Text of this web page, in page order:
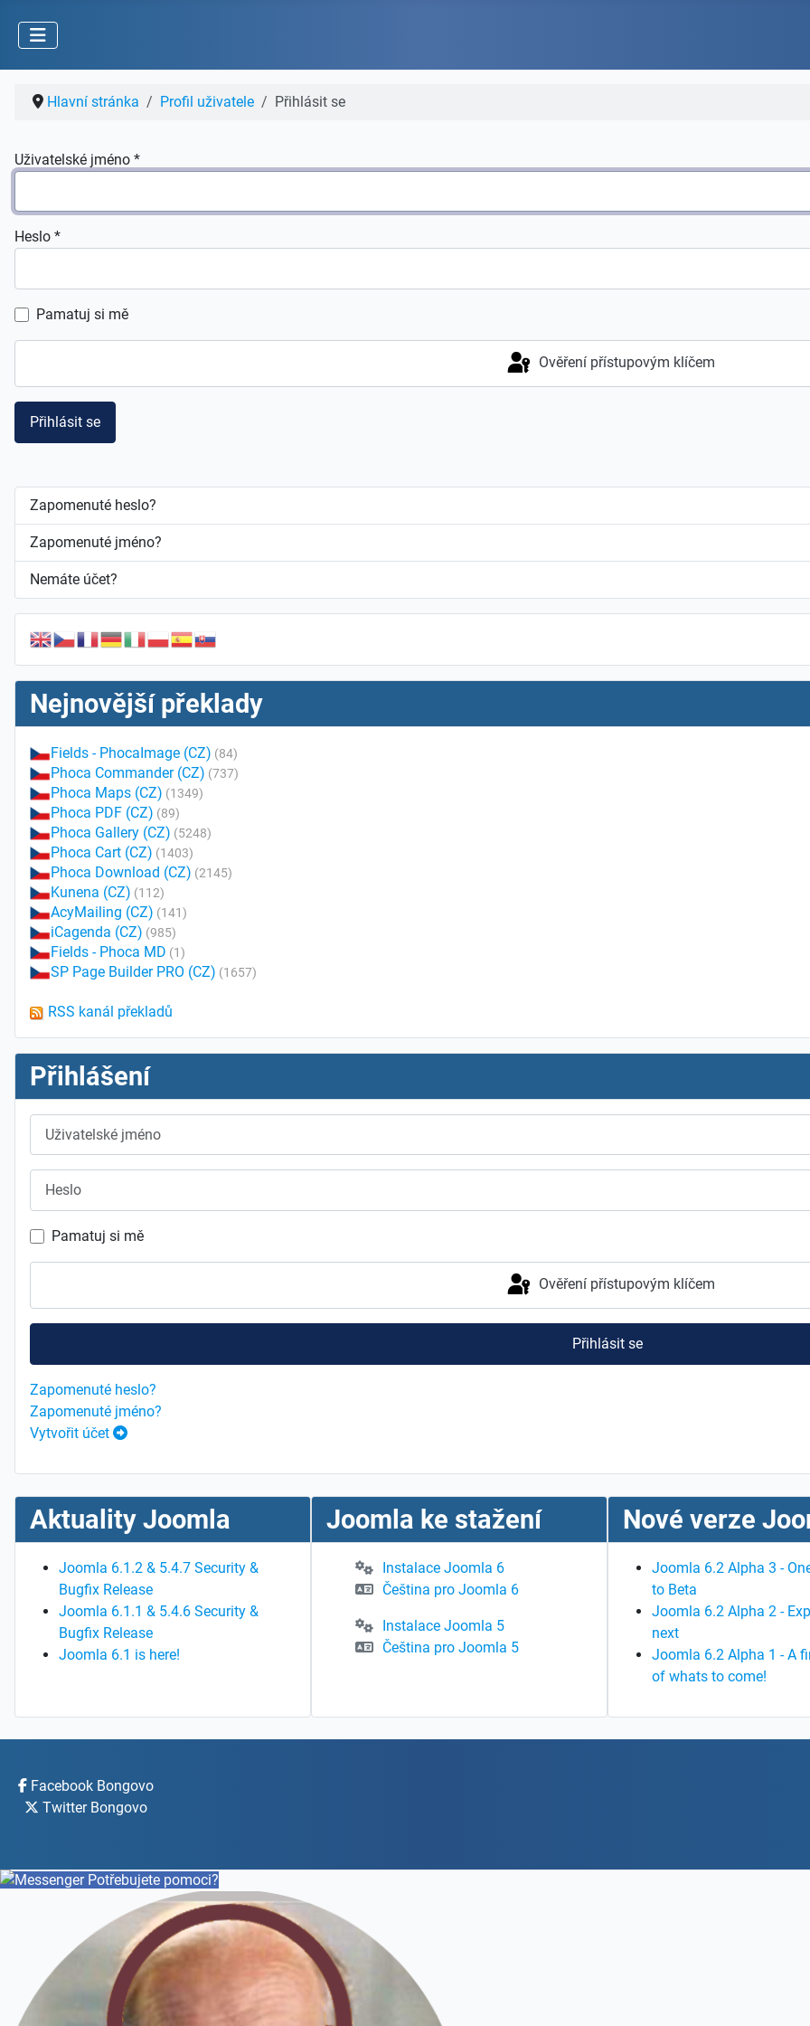
Hlavní stránka Profil uživatele Přihlásit se
Uživatelské jméno *
Heslo *
Pamatuj si mě
Ověření přístupovým klíčem
Přihlásit se
Zapomenuté heslo?
Zapomenuté jméno?
Nemáte účet?
Nejnovější překlady
Fields - PhocaImage (CZ) (84)
Phoca Commander (CZ) (737)
Phoca Maps (CZ) (1349)
Phoca PDF (CZ) (89)
Phoca Gallery (CZ) (5248)
Phoca Cart (CZ) (1403)
Phoca Download (CZ) (2145)
Kunena (CZ) (112)
AcyMailing (CZ) (141)
iCagenda (CZ) (985)
Fields - Phoca MD (1)
SP Page Builder PRO (CZ) (1657)
RSS kanál překladů
Přihlášení
Pamatuj si mě
Ověření přístupovým klíčem
Přihlásit se
Zapomenuté heslo?
Zapomenuté jméno?
Vytvořit účet
Aktuality Joomla
Joomla 6.1.2 & 5.4.7 Security &
Bugfix Release
Joomla 6.1.1 & 5.4.6 Security &
Bugfix Release
Joomla 6.1 is here!
Joomla ke stažení
Instalace Joomla 6
Čeština pro Joomla 6
Instalace Joomla 5
Čeština pro Joomla 5
Nové verze
Joomla 6.2 Alpha 3 -
to Beta
Joomla 6.2 Alpha 2 -
next
Joomla 6.2 Alpha 1 - A
of whats to come!
Facebook Bongovo
Twitter Bongovo
Potřebujete pomoci?